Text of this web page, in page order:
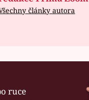
články autora
ruce